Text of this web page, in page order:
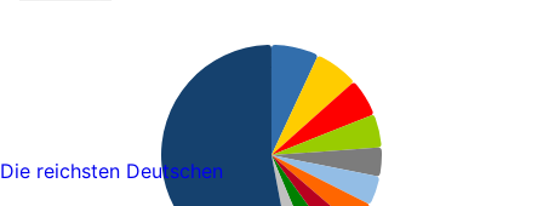
Die reichsten Deutschen